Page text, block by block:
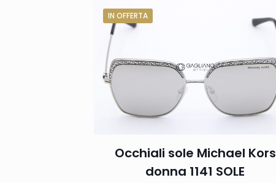
IN OFFERTA
Occhiali sole Michael Kors
donna 1141 SOLE